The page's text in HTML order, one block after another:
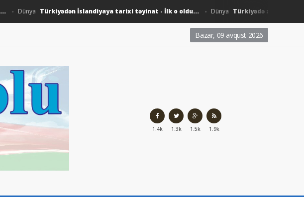
Dünya Türkiyədən İslandiyaya tarixi təyinat - İlk o oldu... Dünya Türkiyədə zəlzələ oldu...
Bazar, 09 avqust 2026
1.4k 1.3k 1.5k 1.9k